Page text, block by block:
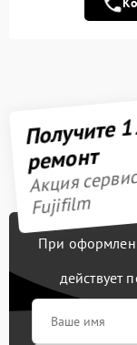
Замена
платы
Замена линз
Замена
Замена
Замена
Получите
ремонт
Акция
Fujifilm
При
действует